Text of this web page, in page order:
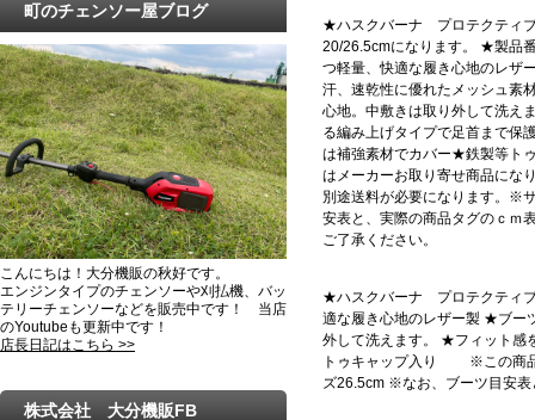
★ハスクバーナ プロテクティ
20/26.5cmになります。 ★製
つ軽量、快適な履き心地のレザ
汗、速乾性に優れたメッシュ素
心地。中敷きは取り外して洗え
る編み上げタイプで足首まで保
は補強素材でカバー★鉄製等
はメーカーお取り寄せ商品にな
別途送料が必要になります。※
安表と、実際の商品タグのｃｍ
ご了承ください。
★ハスクバーナ プロテクティ
適な履き心地のレザー製 ★ブー
外して洗えます。 ★フィット感
トゥキャップ入り ※この商品
ズ26.5cm ※なお、ブーツ目安表
町のチェンソー屋ブログ
こんにちは！大分機販の秋好です。
エンジンタイプのチェンソーや刈払機、バッ
テリーチェンソーなどを販売中です！ 当店
のYoutubeも更新中です！
店長日記はこちら >>
株式会社 大分機販FB